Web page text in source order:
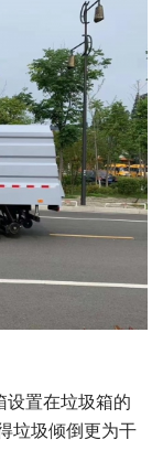
设置在垃圾箱的
垃圾倾倒更为干